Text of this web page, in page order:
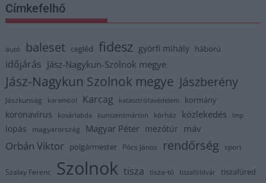
Címkefelhő
autó baleset cegléd fidesz györfi mihály háború
időjárás Jász-Nagykun-Szolnok megye
Jász-Nagykun Szolnok megye Jászberény
Jászkunság karambol Karcag katasztrófavédelem kormány
koronavírus kosárlabda kunszentmárton kórház közlekedés lmp
lopás magyarország Magyar Péter mezőtúr máv
Orbán Viktor polgármester Pócs János rendőrség sport
Szalay Ferenc Szolnok tisza tisza-tó tiszaföldvár tiszafüred